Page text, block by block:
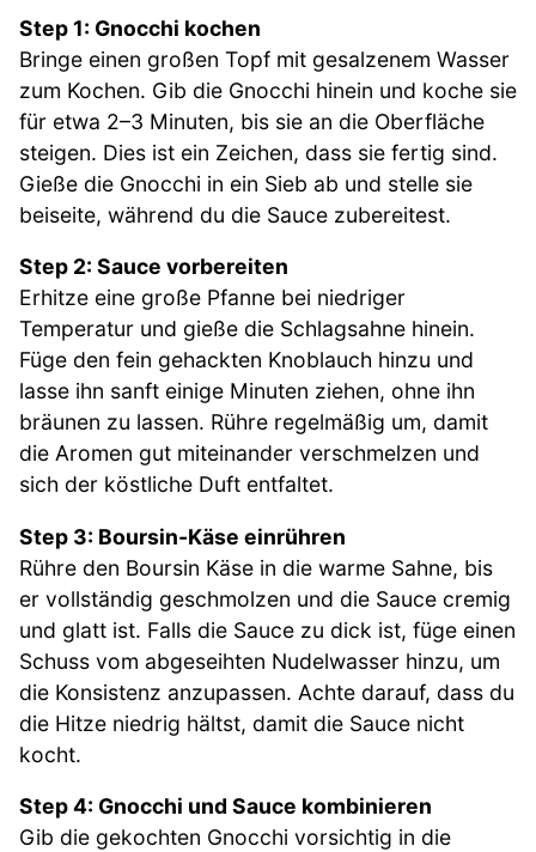
Step 1: Gnocchi kochen
Bringe einen großen Topf mit gesalzenem Wasser
zum Kochen. Gib die Gnocchi hinein und koche sie
für etwa 2–3 Minuten, bis sie an die Oberfläche
steigen. Dies ist ein Zeichen, dass sie fertig sind.
Gieße die Gnocchi in ein Sieb ab und stelle sie
beiseite, während du die Sauce zubereitest.
Step 2: Sauce vorbereiten
Erhitze eine große Pfanne bei niedriger
Temperatur und gieße die Schlagsahne hinein.
Füge den fein gehackten Knoblauch hinzu und
lasse ihn sanft einige Minuten ziehen, ohne ihn
bräunen zu lassen. Rühre regelmäßig um, damit
die Aromen gut miteinander verschmelzen und
sich der köstliche Duft entfaltet.
Step 3: Boursin-Käse einrühren
Rühre den Boursin Käse in die warme Sahne, bis
er vollständig geschmolzen und die Sauce cremig
und glatt ist. Falls die Sauce zu dick ist, füge einen
Schuss vom abgeseihten Nudelwasser hinzu, um
die Konsistenz anzupassen. Achte darauf, dass du
die Hitze niedrig hältst, damit die Sauce nicht
kocht.
Step 4: Gnocchi und Sauce kombinieren
Gib die gekochten Gnocchi vorsichtig in die